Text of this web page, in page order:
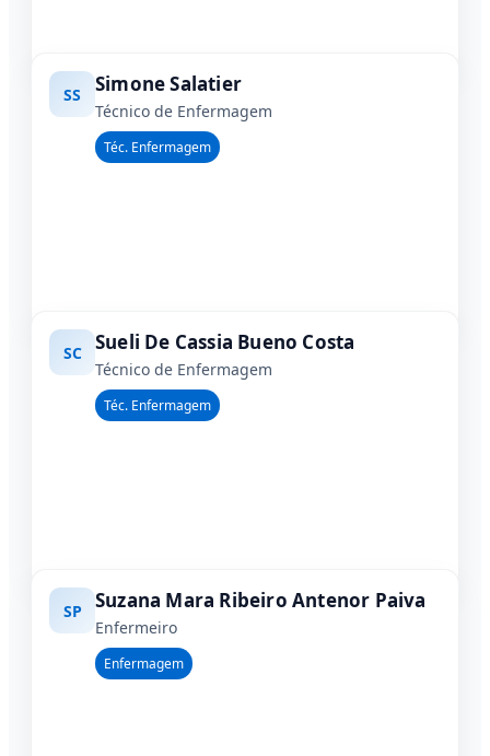
SS Simone Salatier
Técnico de Enfermagem
Téc. Enfermagem
SC Sueli De Cassia Bueno Costa
Técnico de Enfermagem
Téc. Enfermagem
SP Suzana Mara Ribeiro Antenor Paiva
Enfermeiro
Enfermagem